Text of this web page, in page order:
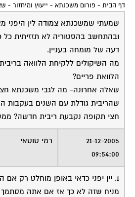
דף הבית - פורום משכנתא - ייעוץ ומיחזור -
שמעתי שמשכנתא צמודה לין היפני
ובהתחשב בהסטוריה לא תזזיתית
דעה של מומחה בעניין.
מה השיקולים ללקיחת הלוואה
הלוואת פריים?
שאלה אחרונה- מה לגבי משכנתא חצי
שהריבית גודלת עם השנים
חצי תקופה נקבעת ריבית חדשה?
21-12-2005
09:54:00
רמי טוטאי
1. יין יפני כדאי באופן מוחלט רק אם
מניח שזה לא כך אז אם אתה